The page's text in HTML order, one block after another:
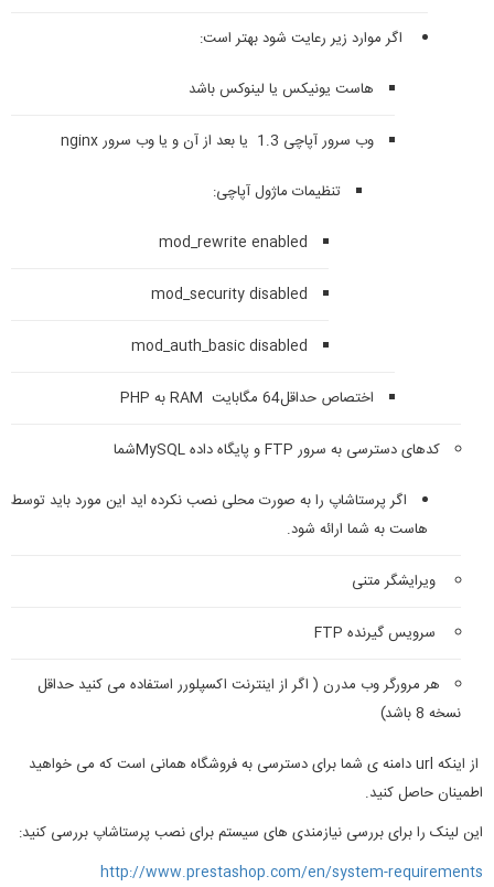
اگر موارد زیر رعایت شود بهتر است:
هاست یونیکس یا لینوکس باشد
وب سرور آپاچی 1.3 یا بعد از آن و یا وب سرور nginx
تنظیمات ماژول آپاچی:
mod_rewrite enabled
mod_security disabled
mod_auth_basic disabled
اختصاص حداقل64 مگابایت RAM به PHP
کدهای دسترسی به سرور FTP و پایگاه داده MySQLشما
اگر پرستاشاپ را به صورت محلی نصب نکرده اید این مورد باید توسط
هاست به شما ارائه شود.
ویرایشگر متنی
سرویس گیرنده FTP
هر مرورگر وب مدرن ( اگر از اینترنت اکسپلورر استفاده می کنید حداقل
نسخه 8 باشد)
از اینکه url دامنه ی شما برای دسترسی به فروشگاه همانی است که می خواهید
اطمینان حاصل کنید.
این لینک را برای بررسی نیازمندی های سیستم برای نصب پرستاشاپ بررسی کنید:
http://www.prestashop.com/en/system-requirements